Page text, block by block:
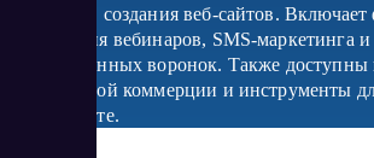
кампаний, создания веб-сайтов.
проведения вебинаров, SMS-маркетинга и
конверсионных воронок. Также доступны
электронной коммерции и инструменты
в Интернете.